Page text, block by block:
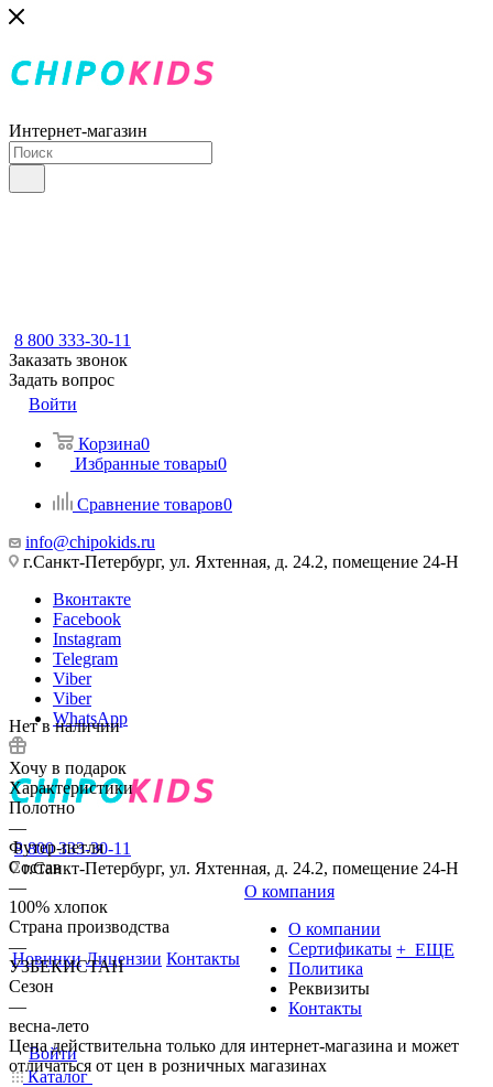
Интернет-магазин
8 800 333-30-11
Заказать звонок
Задать вопрос
Войти
Корзина0
Избранные товары0
Сравнение товаров0
info@chipokids.ru
г.Санкт-Петербург, ул. Яхтенная, д. 24.2, помещение 24-Н
Вконтакте
Facebook
Instagram
Telegram
Viber
Viber
WhatsApp
8 800 333-30-11
г.Санкт-Петербург, ул. Яхтенная, д. 24.2, помещение 24-Н
Новинки Лицензии Контакты
О компания
О компании
Сертификаты
Политика
Реквизиты
Контакты
+ ЕЩЕ
Войти
Каталог
Нет в наличии
Хочу в подарок
Характеристики
Полотно
—
Футер-петля
Состав
—
100% хлопок
Страна производства
—
УЗБЕКИСТАН
Сезон
—
весна-лето
Цена действительна только для интернет-магазина и может
отличаться от цен в розничных магазинах